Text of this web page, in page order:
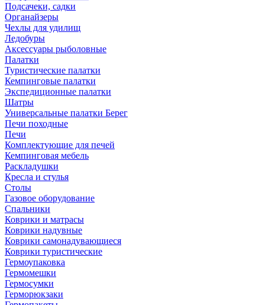
Подсачеки, садки
Органайзеры
Чехлы для удилищ
Ледобуры
Аксессуары рыболовные
Палатки
Туристические палатки
Кемпинговые палатки
Экспедиционные палатки
Шатры
Универсальные палатки Берег
Печи походные
Печи
Комплектующие для печей
Кемпинговая мебель
Раскладушки
Кресла и стулья
Столы
Газовое оборудование
Спальники
Коврики и матрасы
Коврики надувные
Коврики самонадувающиеся
Коврики туристические
Гермоупаковка
Гермомешки
Гермосумки
Герморюкзаки